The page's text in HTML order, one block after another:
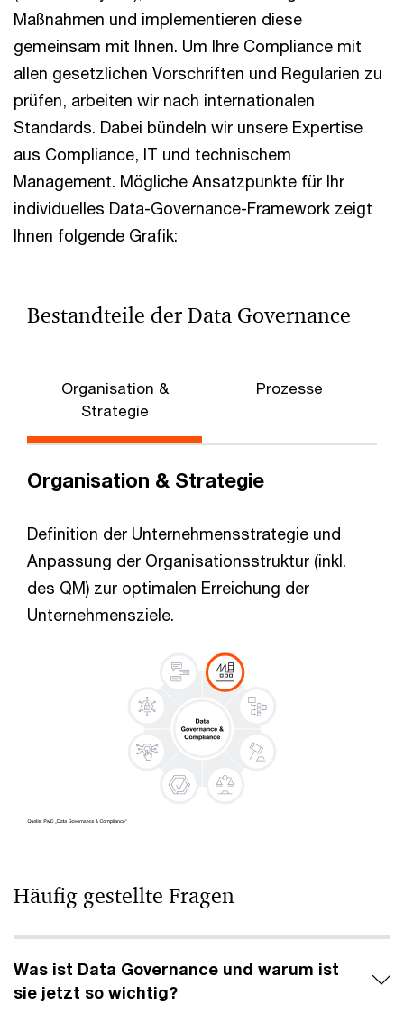
Maßnahmen und implementieren diese
gemeinsam mit Ihnen. Um Ihre Compliance mit
allen gesetzlichen Vorschriften und Regularien zu
prüfen, arbeiten wir nach internationalen
Standards. Dabei bündeln wir unsere Expertise
aus Compliance, IT und technischem
Management. Mögliche Ansatzpunkte für Ihr
individuelles Data-Governance-Framework zeigt
Ihnen folgende Grafik:
Bestandteile der Data Governance
Organisation &
Strategie
Prozesse
Organisation & Strategie
Definition der Unternehmensstrategie und
Anpassung der Organisationsstruktur (inkl.
des QM) zur optimalen Erreichung der
Unternehmensziele.
Häufig gestellte Fragen
Was ist Data Governance und warum ist
sie jetzt so wichtig?